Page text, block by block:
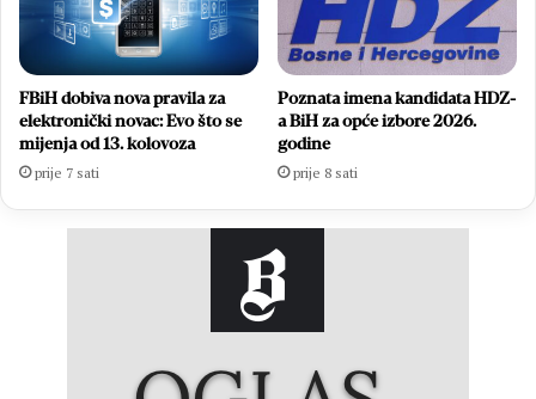
FBiH dobiva nova pravila za
elektronički novac: Evo što se
mijenja od 13. kolovoza
prije 7 sati
Poznata imena kandidata HDZ-
a BiH za opće izbore 2026.
godine
prije 8 sati